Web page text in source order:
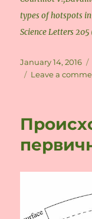
types of hotspots
Science Letters
Posted
on
January 14, 2016
Leave a